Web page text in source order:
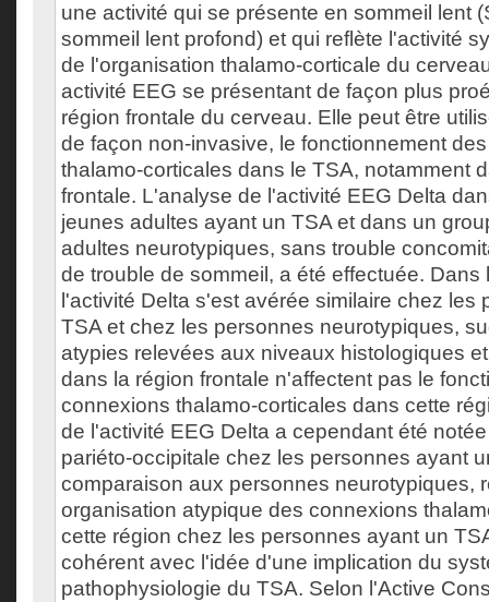
une activité qui se présente en sommeil lent
sommeil lent profond) et qui reflète l'activité
de l'organisation thalamo-corticale du
activité EEG se présentant de façon plus
région frontale du cerveau. Elle peut être
de façon non-invasive, le fonctionnement
thalamo-corticales dans le TSA, notamment
frontale. L'analyse de l'activité EEG Delta
jeunes adultes ayant un TSA et dans un
adultes neurotypiques, sans trouble
de trouble de sommeil, a été effectuée. Dans
l'activité Delta s'est avérée similaire chez les
TSA et chez les personnes neurotypiques,
atypies relevées aux niveaux histologiques
dans la région frontale n'affectent pas le
connexions thalamo-corticales dans cette
de l'activité EEG Delta a cependant été
pariéto-occipitale chez les personnes ayant
comparaison aux personnes neurotypiques,
organisation atypique des connexions
cette région chez les personnes ayant un
cohérent avec l'idée d'une implication du
pathophysiologie du TSA. Selon l'Active